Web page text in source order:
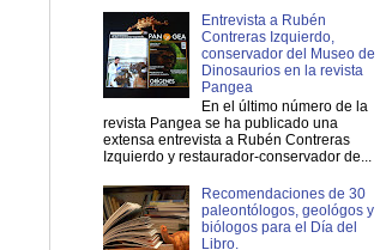
Entrevista a Rubén
Contreras Izquierdo,
conservador del Museo de
Dinosaurios en la revista
Pangea
En el último número de la
revista Pangea se ha publicado una
extensa entrevista a Rubén Contreras
Izquierdo y restaurador-conservador de...
Recomendaciones de 30
paleontólogos, geológos y
biólogos para el Día del
Libro.